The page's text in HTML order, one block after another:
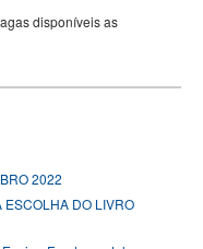
disponíveis as
2022
ESCOLHA DO LIVRO